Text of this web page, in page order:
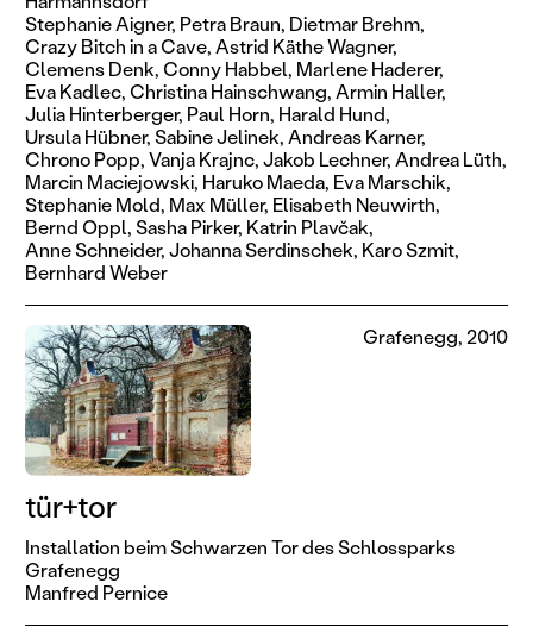
Stephanie Aigner, Petra Braun, Dietmar Brehm,
Crazy Bitch in a Cave,Astrid Käthe Wagner,
Clemens Denk, Conny Habbel, Marlene Haderer,
Eva Kadlec, Christina Hainschwang,Armin Haller,
Julia Hinterberger, Paul Horn, Harald Hund,
Ursula Hübner,Sabine Jelinek,Andreas Karner,
Chrono Popp,Vanja Krajnc,Jakob Lechner,Andrea Lüth,
Marcin Maciejowski, Haruko Maeda, Eva Marschik,
Stephanie Mold, Max Müller, Elisabeth Neuwirth,
Bernd Oppl,Sasha Pirker, Katrin Plavčak,
Anne Schneider,Johanna Serdinschek, Karo Szmit,
Bernhard Weber
tür+tor
Installation beim Schwarzen Tor des Schlossparks
Grafenegg
Manfred Pernice
Grafenegg, 2010